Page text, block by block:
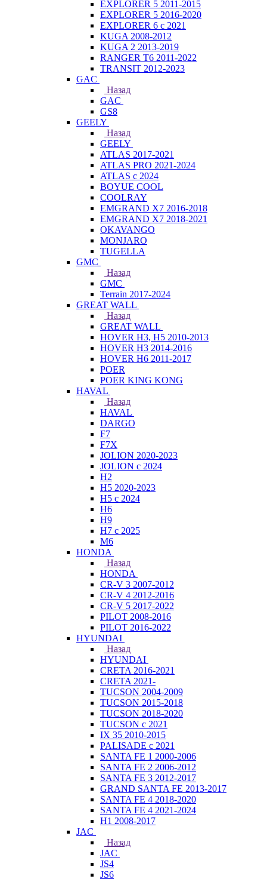
EXPLORER 5 2011-2015
EXPLORER 5 2016-2020
EXPLORER 6 с 2021
KUGA 2008-2012
KUGA 2 2013-2019
RANGER T6 2011-2022
TRANSIT 2012-2023
GAC
Назад
GAC
GS8
GEELY
Назад
GEELY
ATLAS 2017-2021
ATLAS PRO 2021-2024
ATLAS с 2024
BOYUE COOL
COOLRAY
EMGRAND X7 2016-2018
EMGRAND X7 2018-2021
OKAVANGO
MONJARO
TUGELLA
GMC
Назад
GMC
Terrain 2017-2024
GREAT WALL
Назад
GREAT WALL
HOVER H3, H5 2010-2013
HOVER H3 2014-2016
HOVER H6 2011-2017
POER
POER KING KONG
HAVAL
Назад
HAVAL
DARGO
F7
F7X
JOLION 2020-2023
JOLION с 2024
H2
H5 2020-2023
H5 с 2024
H6
H9
H7 с 2025
M6
HONDA
Назад
HONDA
CR-V 3 2007-2012
CR-V 4 2012-2016
CR-V 5 2017-2022
PILOT 2008-2016
PILOT 2016-2022
HYUNDAI
Назад
HYUNDAI
CRETA 2016-2021
CRETA 2021-
TUCSON 2004-2009
TUCSON 2015-2018
TUCSON 2018-2020
TUCSON с 2021
IX 35 2010-2015
PALISADE с 2021
SANTA FE 1 2000-2006
SANTA FE 2 2006-2012
SANTA FE 3 2012-2017
GRAND SANTA FE 2013-2017
SANTA FE 4 2018-2020
SANTA FE 4 2021-2024
H1 2008-2017
JAC
Назад
JAC
JS4
JS6